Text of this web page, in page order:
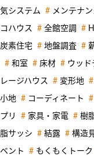
システム メンテナン
ハウス 全館空調
素住宅 地盤調査
和室 床材 ウッド
ージハウス 変形地
地 コーディネート
リ 家具・家電 樹
サッシ 結露 構造
ント もくもくトーク